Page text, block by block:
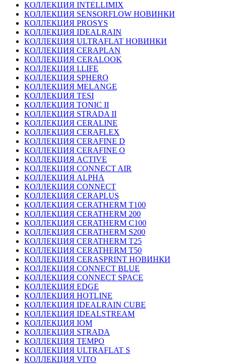
КОЛЛЕКЦИЯ INTELLIMIX
КОЛЛЕКЦИЯ SENSORFLOW НОВИНКИ
КОЛЛЕКЦИЯ PROSYS
КОЛЛЕКЦИЯ IDEALRAIN
КОЛЛЕКЦИЯ ULTRAFLAT НОВИНКИ
КОЛЛЕКЦИЯ CERAPLAN
КОЛЛЕКЦИЯ CERALOOK
КОЛЛЕКЦИЯ I.LIFE
КОЛЛЕКЦИЯ SPHERO
КОЛЛЕКЦИЯ MELANGE
КОЛЛЕКЦИЯ TESI
КОЛЛЕКЦИЯ TONIC II
КОЛЛЕКЦИЯ STRADA II
КОЛЛЕКЦИЯ CERALINE
КОЛЛЕКЦИЯ CERAFLEX
КОЛЛЕКЦИЯ CERAFINE D
КОЛЛЕКЦИЯ CERAFINE O
КОЛЛЕКЦИЯ ACTIVE
КОЛЛЕКЦИЯ CONNECT AIR
КОЛЛЕКЦИЯ ALPHA
КОЛЛЕКЦИЯ CONNECT
КОЛЛЕКЦИЯ CERAPLUS
КОЛЛЕКЦИЯ CERATHERM T100
КОЛЛЕКЦИЯ CERATHERM 200
КОЛЛЕКЦИЯ CERATHERM C100
КОЛЛЕКЦИЯ CERATHERM S200
КОЛЛЕКЦИЯ CERATHERM T25
КОЛЛЕКЦИЯ CERATHERM T50
КОЛЛЕКЦИЯ CERASPRINT НОВИНКИ
КОЛЛЕКЦИЯ CONNECT BLUE
КОЛЛЕКЦИЯ CONNECT SPACE
КОЛЛЕКЦИЯ EDGE
КОЛЛЕКЦИЯ HOTLINE
КОЛЛЕКЦИЯ IDEALRAIN CUBE
КОЛЛЕКЦИЯ IDEALSTREAM
КОЛЛЕКЦИЯ IOM
КОЛЛЕКЦИЯ STRADA
КОЛЛЕКЦИЯ TEMPO
КОЛЛЕКЦИЯ ULTRAFLAT S
КОЛЛЕКЦИЯ VITO